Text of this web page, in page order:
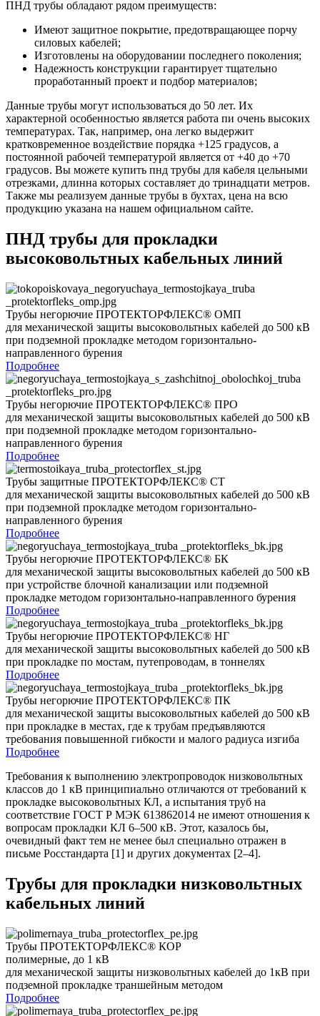
ПНД трубы обладают рядом преимуществ:
Имеют защитное покрытие, предотвращающее порчу
силовых кабелей;
Изготовлены на оборудовании последнего поколения;
Надежность конструкции гарантирует тщательно
проработанный проект и подбор материалов;
Данные трубы могут использоваться до 50 лет. Их
характерной особенностью является работа пи очень высоких
температурах. Так, например, она легко выдержит
кратковременное воздействие порядка +125 градусов, а
постоянной рабочей температурой является от +40 до +70
градусов. Вы можете купить пнд трубы для кабеля цельными
отрезками, длинна которых составляет до тринадцати метров.
Также мы реализуем данные трубы в бухтах, цена на всю
продукцию указана на нашем официальном сайте.
ПНД трубы для прокладки
высоковольтных кабельных линий
Трубы негорючие ПРОТЕКТОРФЛЕКС® ОМП
для механической защиты высоковольтных кабелей до 500 кВ
при подземной прокладке методом горизонтально-
направленного бурения
Подробнее
Трубы негорючие ПРОТЕКТОРФЛЕКС® ПРО
для механической защиты высоковольтных кабелей до 500 кВ
при подземной прокладке методом горизонтально-
направленного бурения
Подробнее
Трубы защитные ПРОТЕКТОРФЛЕКС® СТ
для механической защиты высоковольтных кабелей до 500 кВ
при подземной прокладке методом горизонтально-
направленного бурения
Подробнее
Трубы негорючие ПРОТЕКТОРФЛЕКС® БК
для механической защиты высоковольтных кабелей до 500 кВ
при устройстве блочной канализации или подземной
прокладке методом горизонтально-направленного бурения
Подробнее
Трубы негорючие ПРОТЕКТОРФЛЕКС® НГ
для механической защиты высоковольтных кабелей до 500 кВ
при прокладке по мостам, путепроводам, в тоннелях
Подробнее
Трубы негорючие ПРОТЕКТОРФЛЕКС® ПК
для механической защиты высоковольтных кабелей до 500 кВ
при прокладке в местах, где к трубам предъявляются
требования повышенной гибкости и малого радиуса изгиба
Подробнее
Требования к выполнению электропроводок низковольтных
классов до 1 кВ принципиально отличаются от требований к
прокладке высоковольтных КЛ, а испытания труб на
соответствие ГОСТ Р МЭК 613862014 не имеют отношения к
вопросам прокладки КЛ 6–500 кВ. Этот, казалось бы,
очевидный факт тем не менее был специально отражен в
письме Росстандарта [1] и других документах [2–4].
Трубы для прокладки низковольтных
кабельных линий
Трубы ПРОТЕКТОРФЛЕКС® КОР
полимерные, до 1 кВ
для механической защиты низковольтных кабелей до 1кВ при
подземной прокладке траншейным методом
Подробнее